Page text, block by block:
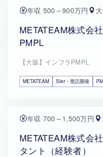
年収 500～900万円
METATEAM株式会
PMPL
【大阪】インフラPMPL
METATEAM SIer・受託開発
年収 700～1,500万円
METATEAM株式会
タント（経験者）